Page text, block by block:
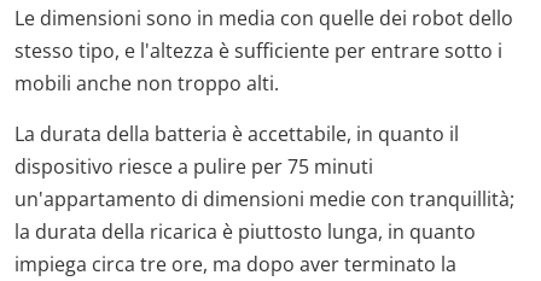
Le dimensioni sono in media con quelle dei robot dello
stesso tipo, e l'altezza è sufficiente per entrare sotto i
mobili anche non troppo alti.
La durata della batteria è accettabile, in quanto il
dispositivo riesce a pulire per 75 minuti
un'appartamento di dimensioni medie con tranquillità;
la durata della ricarica è piuttosto lunga, in quanto
impiega circa tre ore, ma dopo aver terminato la